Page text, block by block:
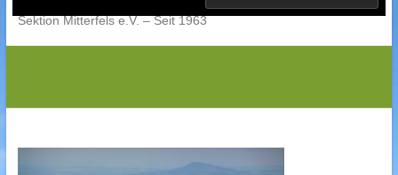
Sektion Mitterfels e.V. – Seit 1963